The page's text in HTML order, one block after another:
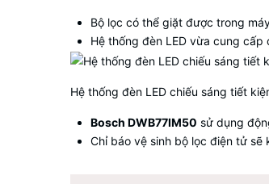
Bộ lọc có thể giặt được trong
Hệ thống đèn LED vừa cung
Hệ thống đèn LED chiếu sáng tiết
Bosch DWB77IM50 sử dụng
Chỉ báo vệ sinh bộ lọc điện tử